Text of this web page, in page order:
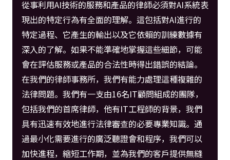
從事利用AI技術的服務和產品的律師必須對AI系統表
現出的特定行為有全面的理解。這包括對AI進行的
特定過程、它產生的輸出以及它依賴的訓練數據有
深入的了解。如果不能準確地掌握這些細節，可能
會在評估服務或產品的合法性時得出錯誤的結論。
在我們的律師事務所，我們有能力處理這種複雜的
法律問題。我們有一支由16名IT顧問組成的團隊，
包括我們的首席律師，他有IT工程師的背景，我們
具有迅速有效地進行法律審查的必要專業知識。通
過最小化需要進行的廣泛聽證會和程序，我們可以
加快進程，縮短工作期，並為我們的客戶提供無縫